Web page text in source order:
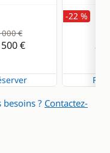
000 €
€
-22 %
3
? Contactez-